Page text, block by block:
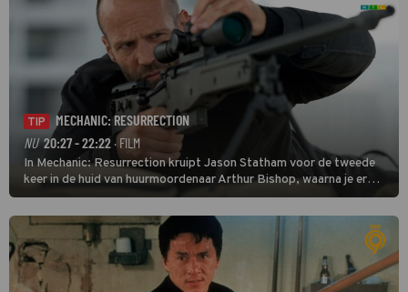
TIP
MECHANIC: RESURRECTION
NU 20:27 - 22:22· FILM
In Mechanic: Resurrection kruipt Jason Statham voor de tweede
keer in de huid van huurmoordenaar Arthur Bishop, waarna je er
donder op kunt zeggen dat er van Bishops geplande pensioen niet
veel terechtkomt.